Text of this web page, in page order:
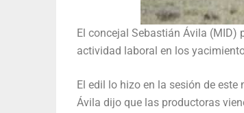
El concejal Sebastián Ávila (MID)
actividad laboral en los
El edil lo hizo en la sesión de
Ávila dijo que las productoras